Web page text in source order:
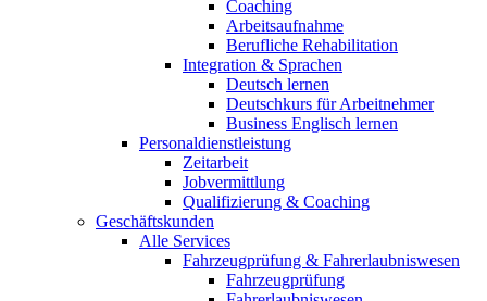
Coaching
Arbeitsaufnahme
Berufliche Rehabilitation
Integration & Sprachen
Deutsch lernen
Deutschkurs für Arbeitnehmer
Business Englisch lernen
Personaldienstleistung
Zeitarbeit
Jobvermittlung
Qualifizierung & Coaching
Geschäftskunden
Alle Services
Fahrzeugprüfung & Fahrerlaubniswesen
Fahrzeugprüfung